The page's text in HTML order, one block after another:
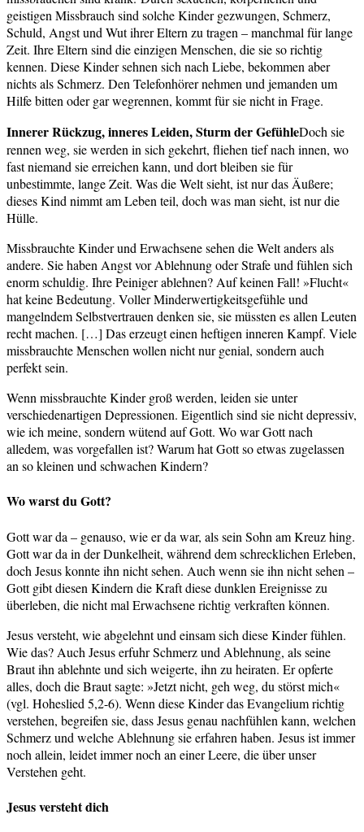
geistigen Missbrauch sind solche Kinder gezwungen, Schmerz,
Schuld, Angst und Wut ihrer Eltern zu tragen – manchmal für lange
Zeit. Ihre Eltern sind die einzigen Menschen, die sie so richtig
kennen. Diese Kinder sehnen sich nach Liebe, bekommen aber
nichts als Schmerz. Den Telefonhörer nehmen und jemanden um
Hilfe bitten oder gar wegrennen, kommt für sie nicht in Frage.
Innerer Rückzug, inneres Leiden, Sturm der GefühleDoch sie
rennen weg, sie werden in sich gekehrt, fliehen tief nach innen, wo
fast niemand sie erreichen kann, und dort bleiben sie für
unbestimmte, lange Zeit. Was die Welt sieht, ist nur das Äußere;
dieses Kind nimmt am Leben teil, doch was man sieht, ist nur die
Hülle.
Missbrauchte Kinder und Erwachsene sehen die Welt anders als
andere. Sie haben Angst vor Ablehnung oder Strafe und fühlen sich
enorm schuldig. Ihre Peiniger ablehnen? Auf keinen Fall! »Flucht«
hat keine Bedeutung. Voller Minderwertigkeitsgefühle und
mangelndem Selbstvertrauen denken sie, sie müssten es allen Leuten
recht machen. […] Das erzeugt einen heftigen inneren Kampf. Viele
missbrauchte Menschen wollen nicht nur genial, sondern auch
perfekt sein.
Wenn missbrauchte Kinder groß werden, leiden sie unter
verschiedenartigen Depressionen. Eigentlich sind sie nicht depressiv,
wie ich meine, sondern wütend auf Gott. Wo war Gott nach
alledem, was vorgefallen ist? Warum hat Gott so etwas zugelassen
an so kleinen und schwachen Kindern?
Wo warst du Gott?
Gott war da – genauso, wie er da war, als sein Sohn am Kreuz hing.
Gott war da in der Dunkelheit, während dem schrecklichen Erleben,
doch Jesus konnte ihn nicht sehen. Auch wenn sie ihn nicht sehen –
Gott gibt diesen Kindern die Kraft diese dunklen Ereignisse zu
überleben, die nicht mal Erwachsene richtig verkraften können.
Jesus versteht, wie abgelehnt und einsam sich diese Kinder fühlen.
Wie das? Auch Jesus erfuhr Schmerz und Ablehnung, als seine
Braut ihn ablehnte und sich weigerte, ihn zu heiraten. Er opferte
alles, doch die Braut sagte: »Jetzt nicht, geh weg, du störst mich«
(vgl. Hoheslied 5,2-6). Wenn diese Kinder das Evangelium richtig
verstehen, begreifen sie, dass Jesus genau nachfühlen kann, welchen
Schmerz und welche Ablehnung sie erfahren haben. Jesus ist immer
noch allein, leidet immer noch an einer Leere, die über unser
Verstehen geht.
Jesus versteht dich